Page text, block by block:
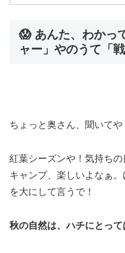
😱 あんた、わかっ
ャー」やのうて「
ちょっと奥さん、聞いてや
紅葉シーズンや！気持ち
キャンプ、楽しいよなぁ
を大にして言うで！
秋の自然は、ハチにとっ